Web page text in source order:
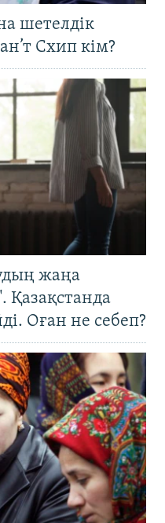
шетелдік
Схип кім?
жаңа
Қазақстанда
Оған не себеп?